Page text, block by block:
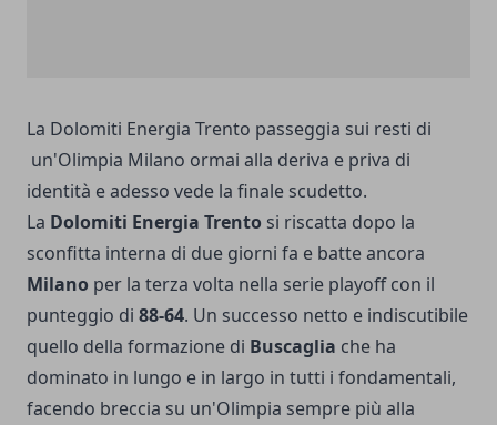
La Dolomiti Energia Trento passeggia sui resti di
un'Olimpia Milano ormai alla deriva e priva di
identità e adesso vede la finale scudetto.
La Dolomiti Energia Trento si riscatta dopo la
sconfitta interna di due giorni fa e batte ancora
Milano per la terza volta nella serie playoff con il
punteggio di 88-64. Un successo netto e indiscutibile
quello della formazione di Buscaglia che ha
dominato in lungo e in largo in tutti i fondamentali,
facendo breccia su un'Olimpia sempre più alla